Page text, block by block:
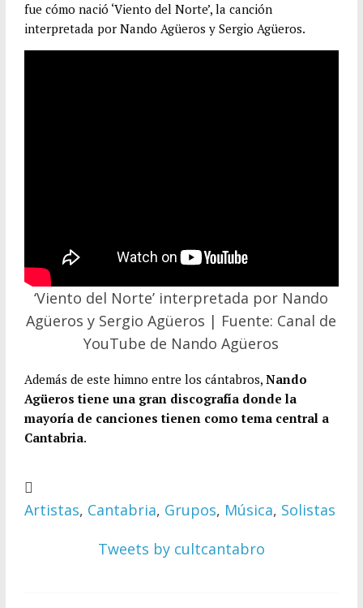
fue cómo nació ‘Viento del Norte’, la canción
interpretada por Nando Agüeros y Sergio Agüeros.
‘Viento del Norte’ interpretada por Nando
Agüeros y Sergio Agüeros | Fuente: Canal de
YouTube de Nando Agüeros
Además de este himno entre los cántabros, Nando
Agüeros tiene una gran discografía donde la
mayoría de canciones tienen como tema central a
Cantabria.
Artistas, Cantabria, Grupos, Música, Solistas
Tweets by cultcantabro